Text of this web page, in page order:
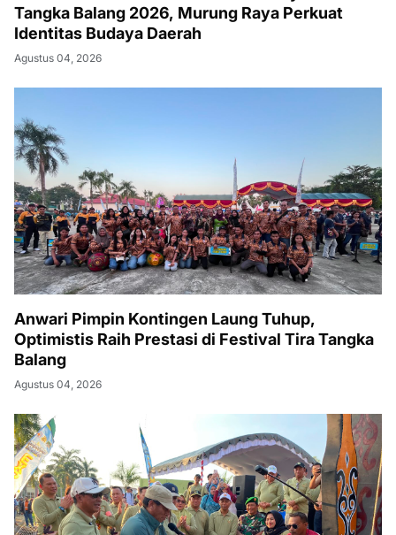
Tangka Balang 2026, Murung Raya Perkuat
Identitas Budaya Daerah
Agustus 04, 2026
Anwari Pimpin Kontingen Laung Tuhup,
Optimistis Raih Prestasi di Festival Tira Tangka
Balang
Agustus 04, 2026